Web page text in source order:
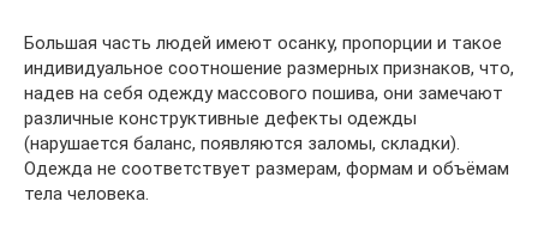
Большая часть людей имеют осанку, пропорции и такое
индивидуальное соотношение размерных признаков, что,
надев на себя одежду массового пошива, они замечают
различные конструктивные дефекты одежды
(нарушается баланс, появляются заломы, складки).
Одежда не соответствует размерам, формам и объёмам
тела человека.